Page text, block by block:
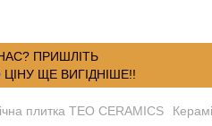
ПРИШЛІТЬ
ЩЕ ВИГІДНІШЕ!!
плитка TEO CERAMICS